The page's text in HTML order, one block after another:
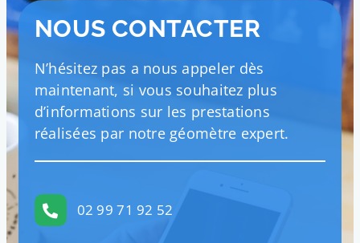
NOUS CONTACTER
N’hésitez pas a nous appeler dès
maintenant, si vous souhaitez plus
d’informations sur les prestations
réalisées par notre géomètre expert.
02 99 71 92 52